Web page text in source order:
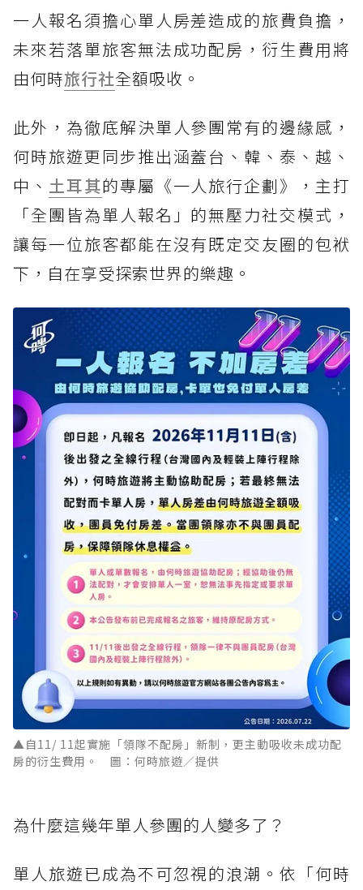
一人報名須擔心單人房差造成的旅費負擔，
未來若落單旅客無法成功配房，衍生費用將
由何時旅行社全額吸收。
此外，為徹底解決單人參團常有的邊緣感，
何時旅遊更同步推出涵蓋台、韓、泰、越、
中、 土耳其的專屬《一人旅行企劃》，主打
「全團皆為單人報名」的無壓力社交模式，
讓每一位旅客都能在沒有既定交友圈的包袱
下，自在享受探索世界的樂趣。
▲自11/ 11起實施「領隊不配房」新制，更主動吸收未成功配
房的衍生費用。 圖：何時旅遊／提供
為什麼這幾年單人參團的人變多了？
單人旅遊已成為不可忽視的浪潮。依「何時